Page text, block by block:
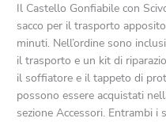
Il Castello Gonfiabile con
sacco per il trasporto
minuti. Nell’ordine sono
il trasporto e un kit di
il soffiatore e il tappeto di
possono essere acquistati
sezione Accessori. Entrambi